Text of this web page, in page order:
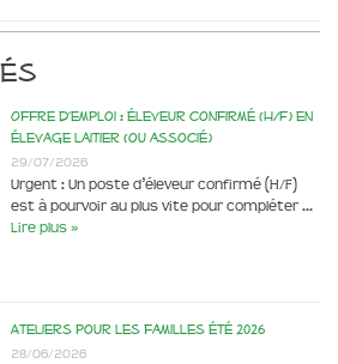
Offre d’emploi : éleveur confirmé (H/F) en
élevage laitier (ou associé)
29/07/2026
Urgent : Un poste d’éleveur confirmé (H/F)
est à pourvoir au plus vite pour compléter …
Lire plus »
Ateliers pour les familles été 2026
28/06/2026